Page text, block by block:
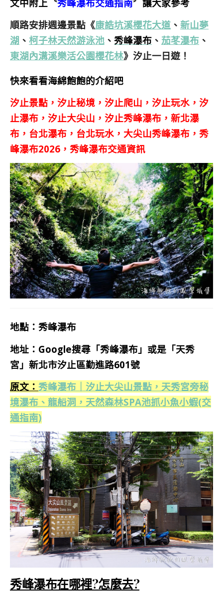
文中附上〝秀峰瀑布交通指南〞讓大家參考
順路安排週邊景點《康誥坑溪櫻花大道 、 新山夢
湖 、 柯子林天然游泳池 、 秀峰瀑布 、 茄苳瀑布 、
東湖內溝溪樂活公園櫻花林》汐止一日遊！
快來看看海綿飽飽的介紹吧
汐止景點，汐止秘境，汐止爬山，汐止玩水，汐
止瀑布，汐止大尖山，汐止秀峰瀑布，新北瀑
布，台北瀑布，台北玩水，大尖山秀峰瀑布，秀
峰瀑布2026，秀峰瀑布交通資訊
地點： 秀峰瀑布
地址：Google搜尋「秀峰瀑布」或是「天秀
宮」新北市汐止區勤進路601號
原文： 秀峰瀑布｜汐止大尖山景點，天秀宮旁秘
境瀑布、龍船洞，天然森林SPA池抓小魚小蝦(交
通指南)
秀峰瀑布在哪裡?怎麼去?